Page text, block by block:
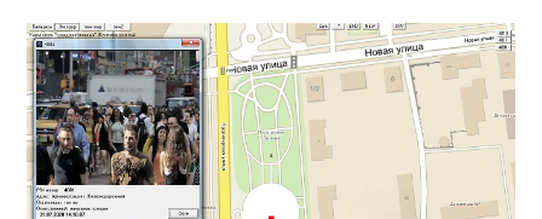
ModBus
RTU
Умный
Дом
Контакты